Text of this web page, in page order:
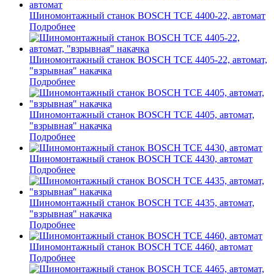
Шиномонтажный станок BOSCH TCE 4400-22, автомат
Подробнее
Шиномонтажный станок BOSCH TCE 4405-22, автомат,
"взрывная" накачка
Подробнее
Шиномонтажный станок BOSCH TCE 4405, автомат,
"взрывная" накачка
Подробнее
Шиномонтажный станок BOSCH TCE 4430, автомат
Подробнее
Шиномонтажный станок BOSCH TCE 4435, автомат,
"взрывная" накачка
Подробнее
Шиномонтажный станок BOSCH TCE 4460, автомат
Подробнее